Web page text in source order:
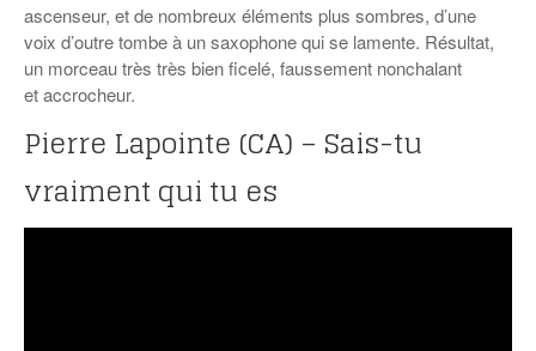
ascenseur, et de nombreux éléments plus sombres, d’une
voix d’outre tombe à un saxophone qui se lamente. Résultat,
un morceau très très bien ficelé, faussement nonchalant
et accrocheur.
Pierre Lapointe (CA) – Sais-tu
vraiment qui tu es